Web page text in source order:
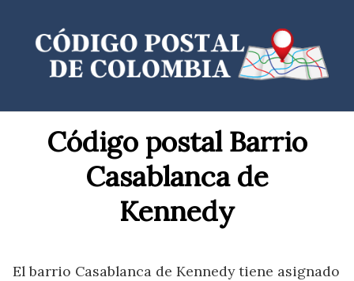
contenido
Código postal Barrio
Casablanca de
Kennedy
El barrio Casablanca de Kennedy tiene asignado